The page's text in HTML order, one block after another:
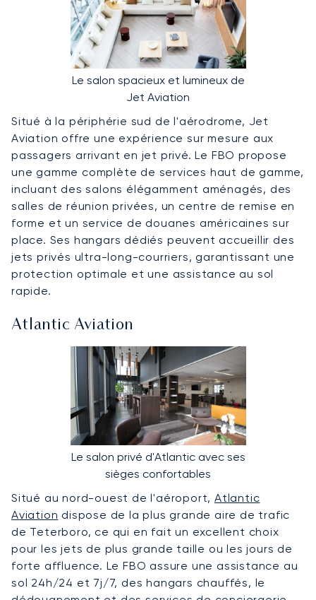
Le salon spacieux et lumineux de
Jet Aviation
Situé à la périphérie sud de l'aérodrome, Jet
Aviation offre une expérience sur mesure aux
passagers arrivant en jet privé. Le FBO propose
une gamme complète de services haut de gamme,
incluant des salons élégamment aménagés, des
salles de réunion privées, un centre de remise en
forme et un service de douanes américaines sur
place. Ses hangars dédiés peuvent accueillir des
jets privés ultra-long-courriers, garantissant une
protection optimale et une assistance au sol
rapide.
Atlantic Aviation
Le salon privé d'Atlantic avec ses
sièges confortables
Situé au nord-ouest de l'aéroport, Atlantic
Aviation dispose de la plus grande aire de trafic
de Teterboro, ce qui en fait un excellent choix
pour les jets de plus grande taille ou les jours de
forte affluence. Le FBO assure une assistance au
sol 24h/24 et 7j/7, des hangars chauffés, le